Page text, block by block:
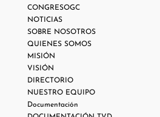
CONGRESOGC
NOTICIAS
SOBRE NOSOTROS
QUIENES SOMOS
MISIÓN
VISIÓN
DIRECTORIO
NUESTRO EQUIPO
Documentación